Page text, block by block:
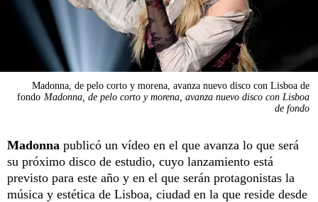
Madonna, de pelo corto y morena, avanza nuevo disco con Lisboa de
fondo Madonna, de pelo corto y morena, avanza nuevo disco con Lisboa
de fondo
Madonna publicó un vídeo en el que avanza lo que será
su próximo disco de estudio, cuyo lanzamiento está
previsto para este año y en el que serán protagonistas la
música y estética de Lisboa, ciudad en la que reside desde